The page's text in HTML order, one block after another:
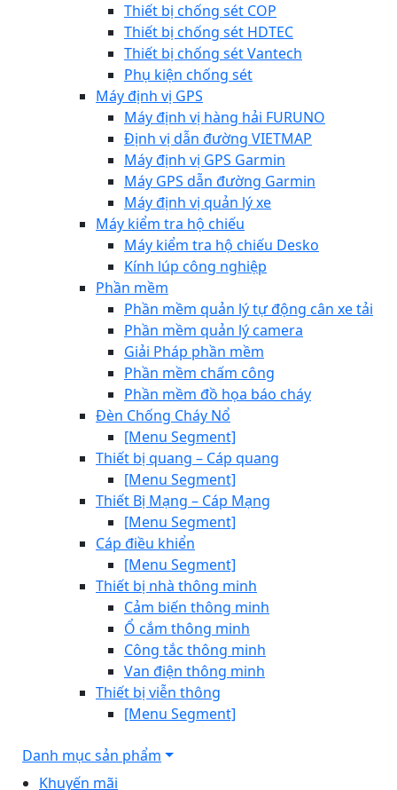
Thiết bị chống sét COP
Thiết bị chống sét HDTEC
Thiết bị chống sét Vantech
Phụ kiện chống sét
Máy định vị GPS
Máy định vị hàng hải FURUNO
Định vị dẫn đường VIETMAP
Máy định vị GPS Garmin
Máy GPS dẫn đường Garmin
Máy định vị quản lý xe
Máy kiểm tra hộ chiếu
Máy kiểm tra hộ chiếu Desko
Kính lúp công nghiệp
Phần mềm
Phần mềm quản lý tự động cân xe tải
Phần mềm quản lý camera
Giải Pháp phần mềm
Phần mềm chấm công
Phần mềm đồ họa báo cháy
Đèn Chống Cháy Nổ
[Menu Segment]
Thiết bị quang – Cáp quang
[Menu Segment]
Thiết Bị Mạng – Cáp Mạng
[Menu Segment]
Cáp điều khiển
[Menu Segment]
Thiết bị nhà thông minh
Cảm biến thông minh
Ổ cắm thông minh
Công tắc thông minh
Van điện thông minh
Thiết bị viễn thông
[Menu Segment]
Danh mục sản phẩm
Khuyến mãi